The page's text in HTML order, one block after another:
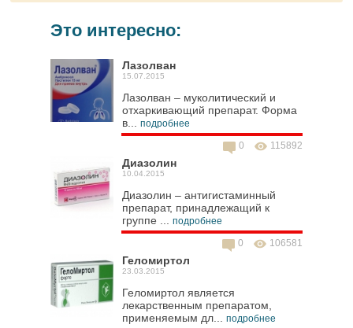
Это интересно:
Лазолван
15.07.2015
Лазолван – муколитический и
отхаркивающий препарат. Форма
в... подробнее
115892
0
Диазолин
10.04.2015
Диазолин – антигистаминный
препарат, принадлежащий к
группе ... подробнее
106581
0
Геломиртол
23.03.2015
Геломиртол является
лекарственным препаратом,
применяемым дл... подробнее